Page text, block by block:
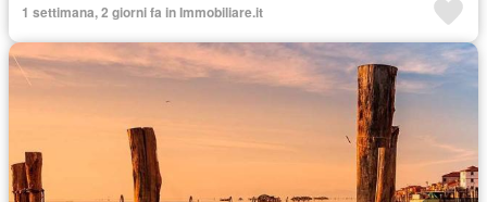
1 settimana, 2 giorni fa in Immobiliare.it